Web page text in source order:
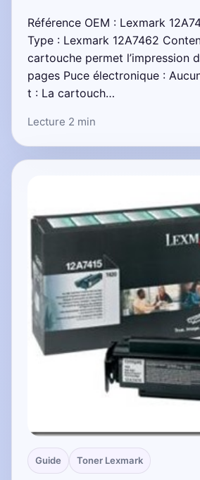
Référence OEM : Lexmark
Type : Lexmark 12A7462
cartouche permet l’impression
pages Puce électronique :
t : La cartouch…
Lecture 2 min
Guide Toner Lexmark